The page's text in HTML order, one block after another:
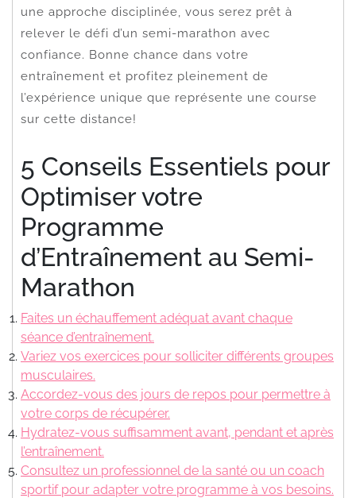
une approche disciplinée, vous serez prêt à
relever le défi d’un semi-marathon avec
confiance. Bonne chance dans votre
entraînement et profitez pleinement de
l’expérience unique que représente une course
sur cette distance!
5 Conseils Essentiels pour
Optimiser votre
Programme
d’Entraînement au Semi-
Marathon
Faites un échauffement adéquat avant chaque
séance d’entraînement.
Variez vos exercices pour solliciter différents groupes
musculaires.
Accordez-vous des jours de repos pour permettre à
votre corps de récupérer.
Hydratez-vous suffisamment avant, pendant et après
l’entraînement.
Consultez un professionnel de la santé ou un coach
sportif pour adapter votre programme à vos besoins.